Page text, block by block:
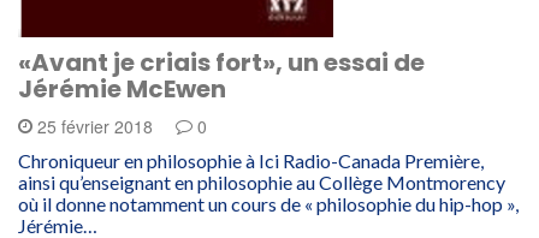
«Avant je criais fort», un essai de
Jérémie McEwen
25 février 2018 0
Chroniqueur en philosophie à Ici Radio-Canada Première,
ainsi qu’enseignant en philosophie au Collège Montmorency
où il donne notamment un cours de « philosophie du hip-hop »,
Jérémie…